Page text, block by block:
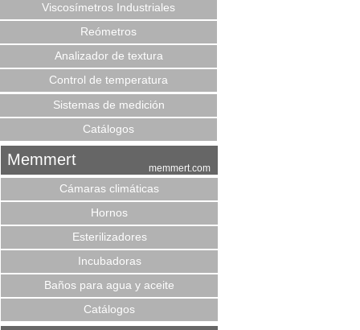
Viscosímetros Industriales
Reómetros
Analizador de textura
Control de temperatura
Sistemas de medición
Catálogos
Memmert memmert.com
Cámaras climáticas
Hornos
Esterilizadores
Incubadoras
Baños para agua y aceite
Catálogos